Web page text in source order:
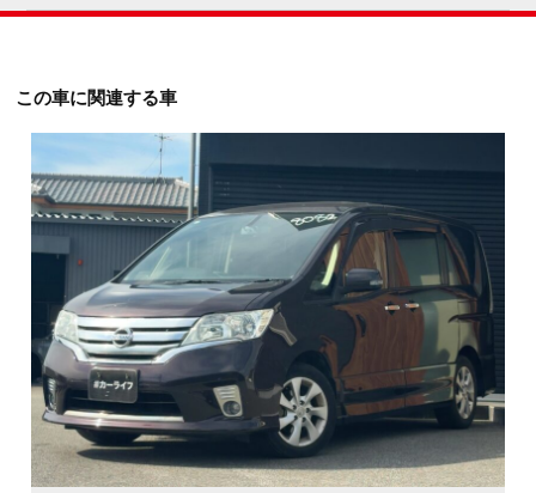
この車に関連する車